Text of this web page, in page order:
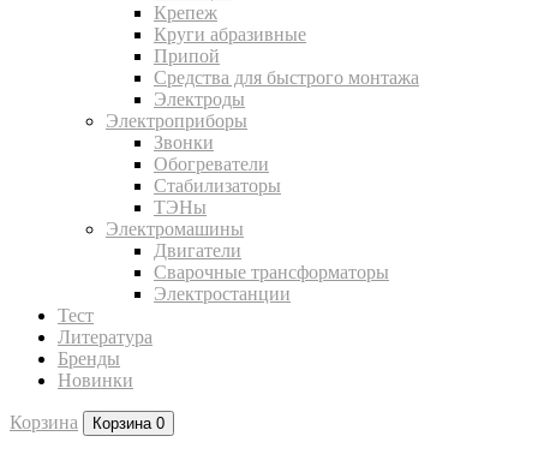
Крепеж
Круги абразивные
Припой
Средства для быстрого монтажа
Электроды
Электроприборы
Звонки
Обогреватели
Стабилизаторы
ТЭНы
Электромашины
Двигатели
Сварочные трансформаторы
Электростанции
Тест
Литература
Бренды
Новинки
Корзина Корзина 0